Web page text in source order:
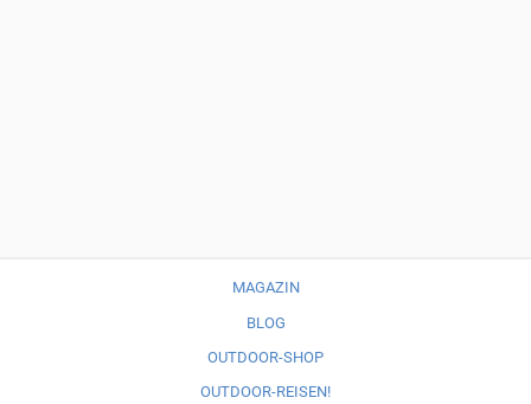
MAGAZIN
BLOG
OUTDOOR-SHOP
OUTDOOR-REISEN!